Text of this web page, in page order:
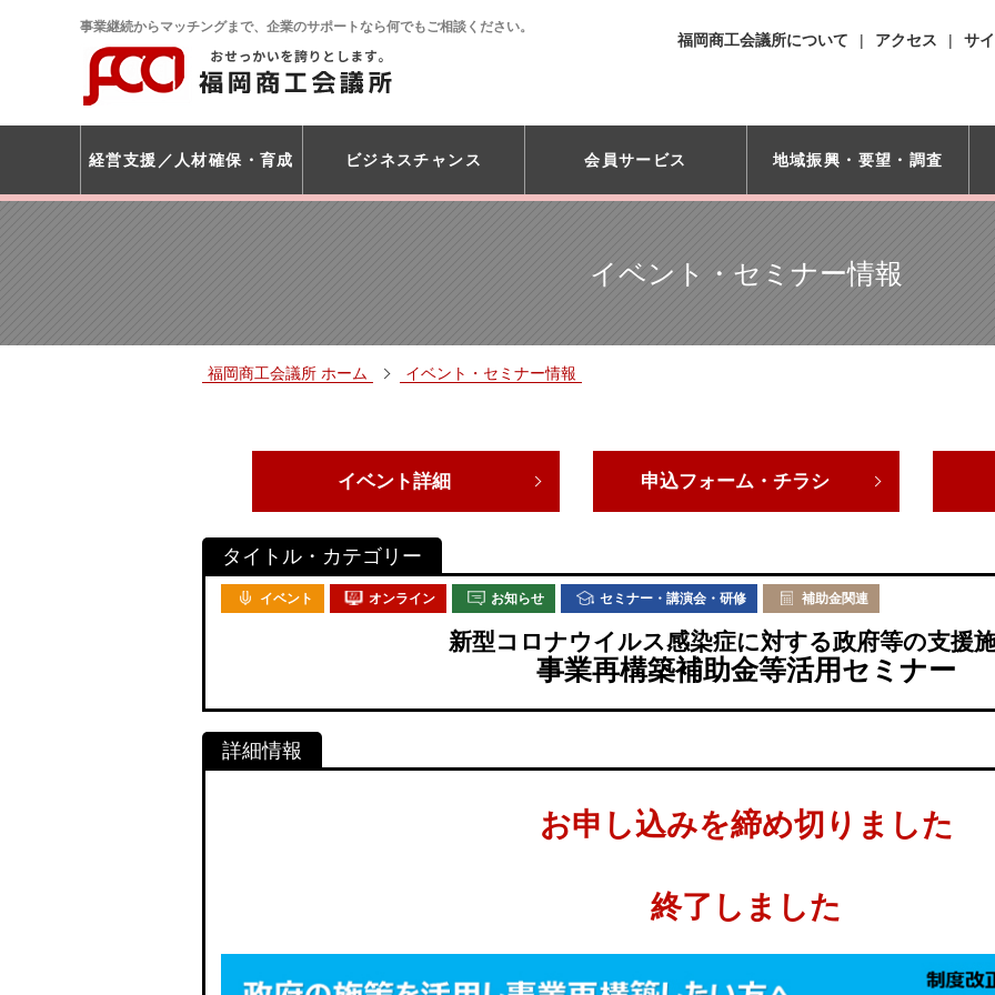
事業継続からマッチングまで、企業のサポートなら何でもご相談ください。
福岡商工会議所について アクセス サ
経営支援 人材確保・育成 ビジネスチャンス 会員サービス 地域振興・ 要望・調査
イベント・セミナー情報
福岡商工会議所 ホーム イベント・セミナー情報
イベント詳細 申込フォーム・チラシ
イベント オンライン お知らせ セミナー・講演会・研修 補助金関連
新型コロナウイルス感染症に対する政府等の支援
事業再構築補助金等活用セミナー
お申し込みを締め切りました
終了しました